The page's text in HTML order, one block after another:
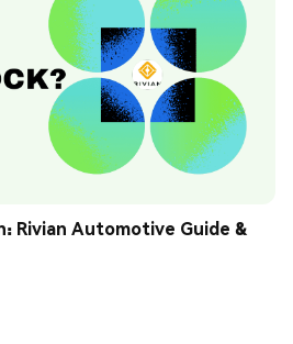
Rivian Automotive Guide &